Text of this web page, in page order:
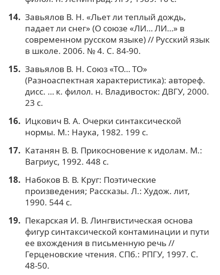
Завьялов В. Н. «Льет ли теплый дождь,
падает ли снег» (О союзе «ЛИ… ЛИ…» в
современном русском языке) // Русский язык
в школе. 2006. № 4. С. 84-90.
Завьялов В. Н. Союз «ТО… ТО»
(Разноаспектная характеристика): автореф.
дисс. … к. филол. н. Владивосток: ДВГУ, 2000.
23 с.
Ицкович В. А. Очерки синтаксической
нормы. М.: Наука, 1982. 199 с.
Катанян В. В. Прикосновение к идолам. М.:
Вагриус, 1992. 448 с.
Набоков В. В. Круг: Поэтические
произведения; Рассказы. Л.: Худож. лит,
1990. 544 с.
Пекарская И. В. Лингвистическая основа
фигур синтаксической контаминации и пути
ее вхождения в письменную речь //
Герценовские чтения. СПб.: РПГУ, 1997. С.
48-50.